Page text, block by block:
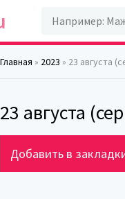
Главная » 2023 » 23 августа
23 августа
Добавить в